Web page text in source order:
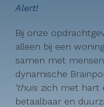
Alert!
Bij onze
alleen bij een
samen met
dynamische
‘thuis zich met hart
betaalbaar en